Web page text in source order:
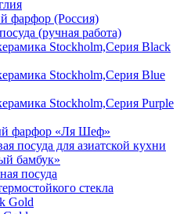
фарфор (Россия)
(ручная работа)
Stockholm,Серия Black
Stockholm,Серия Blue
Stockholm,Серия Purple
фарфор «Ля Шеф»
посуда для азиатской кухни
бамбук»
посуда
стекла
Gold